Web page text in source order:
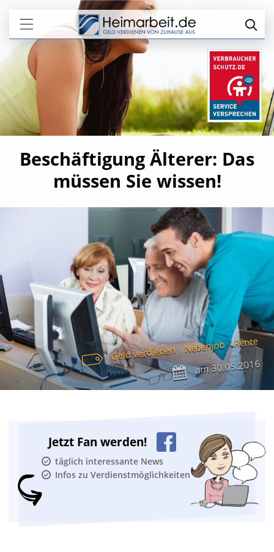
Beschäftigung Älterer: Das
müssen Sie wissen!
Geld verdienen Nebenjob Rente
am30.05.2016
Jetzt Fan werden!
täglich interessante News
Infos zu Verdienstmöglichkeiten